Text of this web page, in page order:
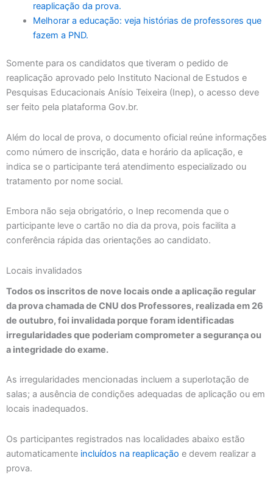
reaplicação da prova.
Melhorar a educação: veja histórias de professores que
fazem a PND.
Somente para os candidatos que tiveram o pedido de
reaplicação aprovado pelo Instituto Nacional de Estudos e
Pesquisas Educacionais Anísio Teixeira (Inep), o acesso deve
ser feito pela plataforma Gov.br.
Além do local de prova, o documento oficial reúne informações
como número de inscrição, data e horário da aplicação, e
indica se o participante terá atendimento especializado ou
tratamento por nome social.
Embora não seja obrigatório, o Inep recomenda que o
participante leve o cartão no dia da prova, pois facilita a
conferência rápida das orientações ao candidato.
Locais invalidados
Todos os inscritos de nove locais onde a aplicação regular
da prova chamada de CNU dos Professores, realizada em 26
de outubro, foi invalidada porque foram identificadas
irregularidades que poderiam comprometer a segurança ou
a integridade do exame.
As irregularidades mencionadas incluem a superlotação de
salas; a ausência de condições adequadas de aplicação ou em
locais inadequados.
Os participantes registrados nas localidades abaixo estão
automaticamente incluídos na reaplicação e devem realizar a
prova.